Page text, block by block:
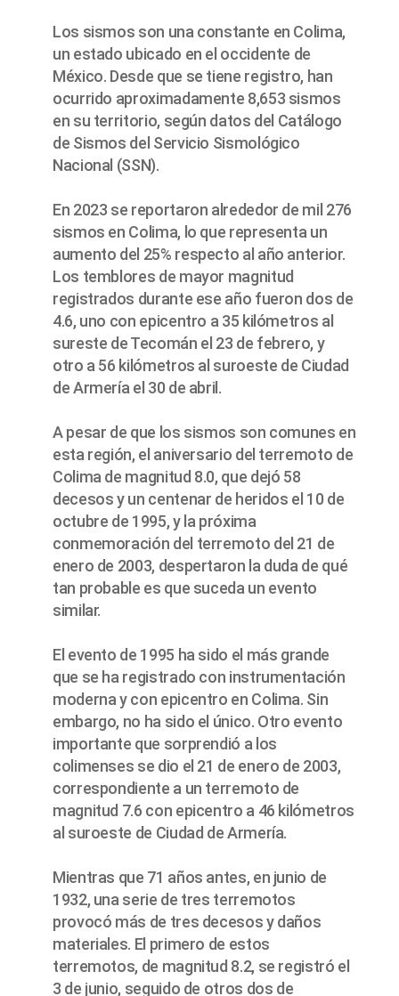
Los sismos son una constante en Colima,
un estado ubicado en el occidente de
México. Desde que se tiene registro, han
ocurrido aproximadamente 8,653 sismos
en su territorio, según datos del Catálogo
de Sismos del Servicio Sismológico
Nacional (SSN).
En 2023 se reportaron alrededor de mil 276
sismos en Colima, lo que representa un
aumento del 25% respecto al año anterior.
Los temblores de mayor magnitud
registrados durante ese año fueron dos de
4.6, uno con epicentro a 35 kilómetros al
sureste de Tecomán el 23 de febrero, y
otro a 56 kilómetros al suroeste de Ciudad
de Armería el 30 de abril.
A pesar de que los sismos son comunes en
esta región, el aniversario del terremoto de
Colima de magnitud 8.0, que dejó 58
decesos y un centenar de heridos el 10 de
octubre de 1995, y la próxima
conmemoración del terremoto del 21 de
enero de 2003, despertaron la duda de qué
tan probable es que suceda un evento
similar.
El evento de 1995 ha sido el más grande
que se ha registrado con instrumentación
moderna y con epicentro en Colima. Sin
embargo, no ha sido el único. Otro evento
importante que sorprendió a los
colimenses se dio el 21 de enero de 2003,
correspondiente a un terremoto de
magnitud 7.6 con epicentro a 46 kilómetros
al suroeste de Ciudad de Armería.
Mientras que 71 años antes, en junio de
1932, una serie de tres terremotos
provocó más de tres decesos y daños
materiales. El primero de estos
terremotos, de magnitud 8.2, se registró el
3 de junio, seguido de otros dos de